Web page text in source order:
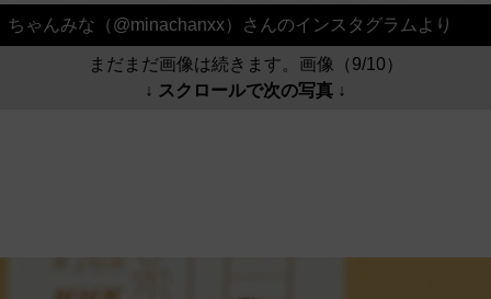
ちゃんみな（@minachanxx）さんのインスタグラムより
まだまだ画像は続きます。画像（9/10）
↓ スクロールで次の写真 ↓